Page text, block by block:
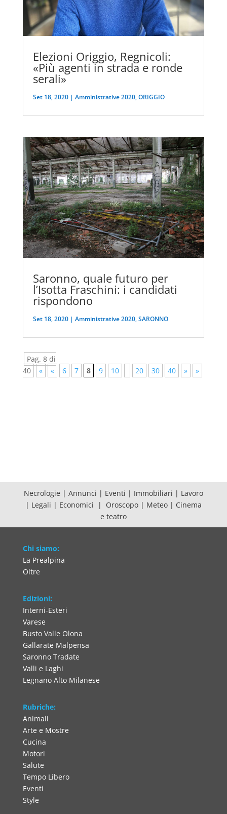
Elezioni Origgio, Regnicoli:
«Più agenti in strada e ronde
serali»
Set 18, 2020| Amministrative 2020,ORIGGIO
Saronno, quale futuro per
l’Isotta Fraschini: i candidati
rispondono
Set 18, 2020| Amministrative 2020,SARONNO
Pag. 8 di
40
« « 6 7 8 9 10 20 30 40 » »
Necrologie | Annunci | Eventi | Immobiliari | Lavoro
| Legali | Economici | Oroscopo | Meteo | Cinema
e teatro
Chi siamo:
La Prealpina
Oltre
Edizioni:
Interni-Esteri
Varese
Busto Valle Olona
Gallarate Malpensa
Saronno Tradate
Valli e Laghi
Legnano Alto Milanese
Rubriche:
Animali
Arte e Mostre
Cucina
Motori
Salute
Tempo Libero
Eventi
Style